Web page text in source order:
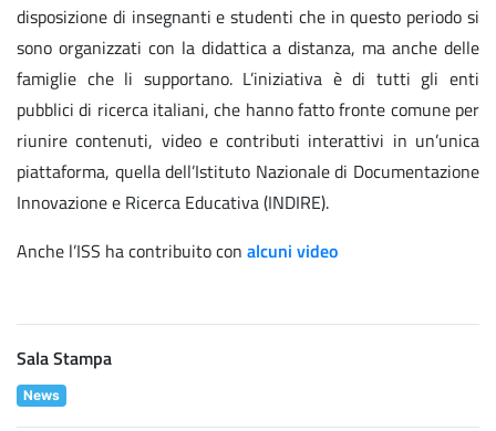
disposizione di insegnanti e studenti che in questo periodo si
sono organizzati con la didattica a distanza, ma anche delle
famiglie che li supportano. L’iniziativa è di tutti gli enti
pubblici di ricerca italiani, che hanno fatto fronte comune per
riunire contenuti, video e contributi interattivi in un’unica
piattaforma, quella dell’Istituto Nazionale di Documentazione
Innovazione e Ricerca Educativa (INDIRE).
Anche l’ISS ha contribuito con alcuni video
Sala Stampa
News